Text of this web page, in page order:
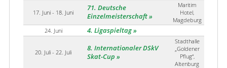
17. Juni - 18. Juni
71. Deutsche
Einzelmeisterschaft
Maritim
Hotel,
Magdeburg
24. Juni
4. Ligaspieltag
20. Juli - 22. Juli
8. Internationaler DSkV
Skat-Cup
Stadthalle
„Goldener
Pflug“,
Altenburg